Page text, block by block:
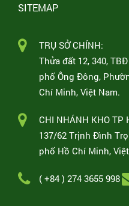
SITEMAP
TRỤ SỞ CHÍNH:
Thửa đất 12, 340,
phố Ông Đông,
Chí Minh, Việt Nam.
CHI NHÁNH KHO TP
137/62 Trịnh Đình
phố Hồ Chí Minh,
( +84 ) 274 3655 998